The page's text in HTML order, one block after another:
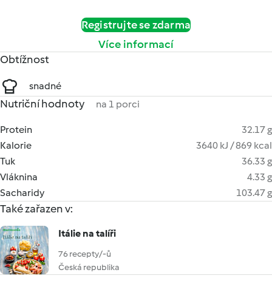
Registrujte se zdarma
Více informací
Obtížnost
snadné
Nutriční hodnoty na 1 porci
Protein
32.17 g
Kalorie
3640 kJ / 869 kcal
Tuk
36.33 g
Vláknina
4.33 g
Sacharidy
103.47 g
Také zařazen v:
Itálie na talíři
76 recepty/-ů
Česká republika